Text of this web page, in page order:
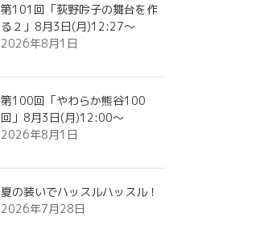
第101回「荻野吟子の舞台を作
る２」8月3日(月)12:27～
2026年8月1日
第100回「やわらか熊谷100
回」8月3日(月)12:00～
2026年8月1日
夏の装いでハッスルハッスル！
2026年7月28日